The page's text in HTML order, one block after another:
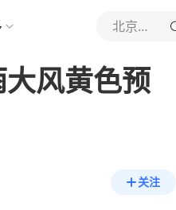
北京青年报官网
风黄色预
关注